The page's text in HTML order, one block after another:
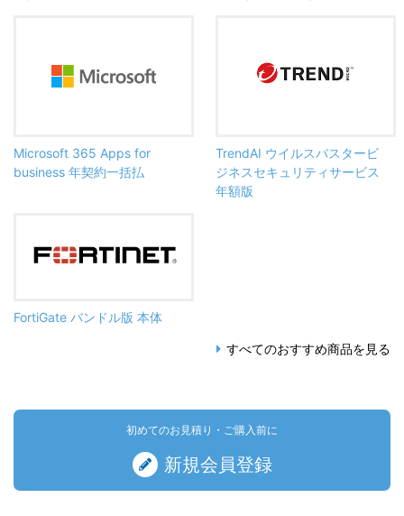
Microsoft 365 Apps for
business 年契約一括払
TrendAI ウイルスバスタービ
ジネスセキュリティサービス
年額版
FortiGate バンドル版 本体
すべてのおすすめ商品を見る
初めてのお見積り・ご購入前に
新規会員登録